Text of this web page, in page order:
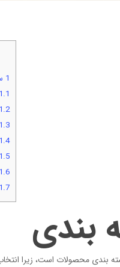
1
1.1
1.2
1.3
1.4
1.5
1.6
1.7
بندی
بندی محصولات است، زیرا